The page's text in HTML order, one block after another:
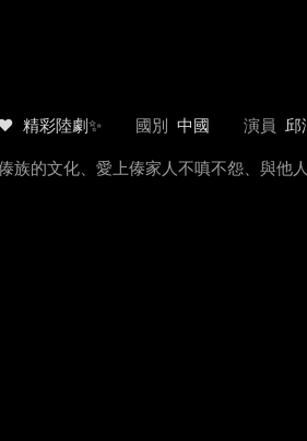
精彩陸劇✨ 國別 中國 演員 邱
族的文化、愛上傣家人不嗔不怨、與他